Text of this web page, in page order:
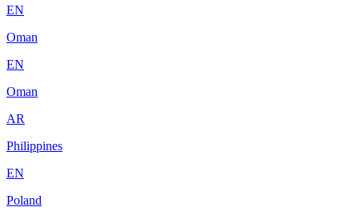
EN
Oman
EN
Oman
AR
Philippines
EN
Poland